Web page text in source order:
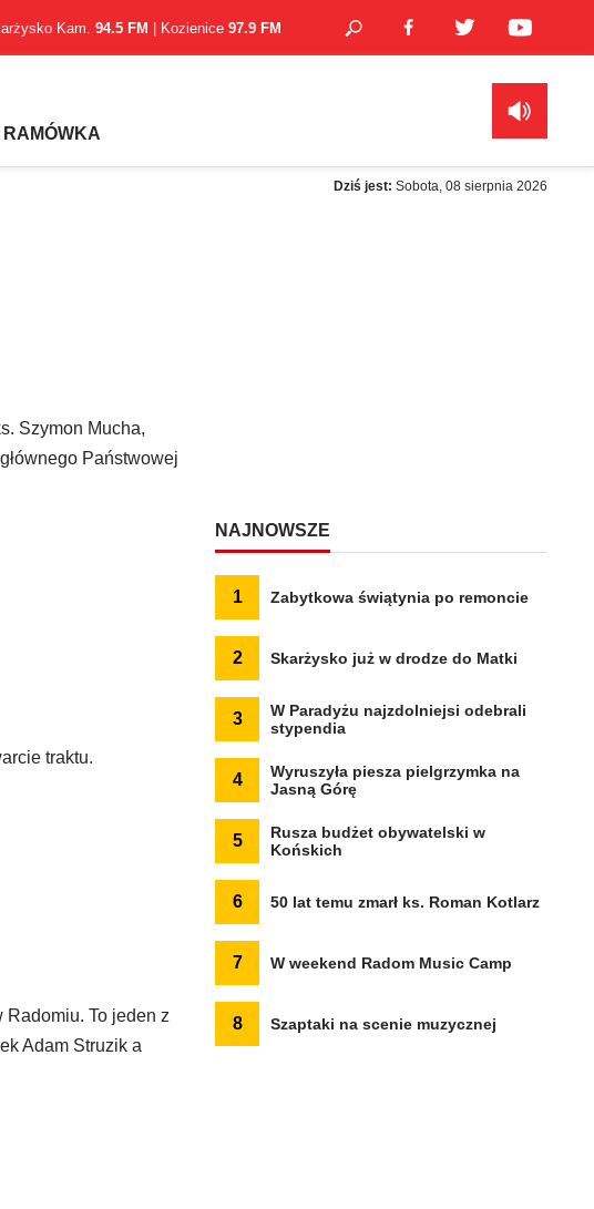
Kam. 94.5 FM | Kozienice 97.9 FM
RAMÓWKA
Dziś jest: Sobota, 08 sierpnia 2026
Szymon Mucha,
Państwowej
traktu.
To jeden z
Adam Struzik a
NAJNOWSZE
1 Zabytkowa świątynia po remoncie
2 Skarżysko już w drodze do Matki
3
W Paradyżu najzdolniejsi odebrali
stypendia
4
Wyruszyła piesza pielgrzymka na
Jasną Górę
5
Rusza budżet obywatelski w
Końskich
6 50 lat temu zmarł ks. Roman Kotlarz
7 W weekend Radom Music Camp
8 Szaptaki na scenie muzycznej